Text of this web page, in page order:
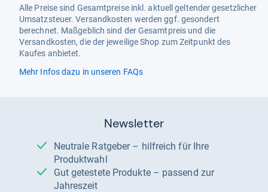
Alle Preise sind Gesamtpreise inkl. aktuell geltender gesetzlicher
Umsatzsteuer. Versandkosten werden ggf. gesondert
berechnet. Maßgeblich sind der Gesamtpreis und die
Versandkosten, die der jeweilige Shop zum Zeitpunkt des
Kaufes anbietet.
Mehr Infos dazu in unseren FAQs
Newsletter
Neutrale Ratgeber – hilfreich für Ihre
Produktwahl
Gut getestete Produkte – passend zur
Jahreszeit